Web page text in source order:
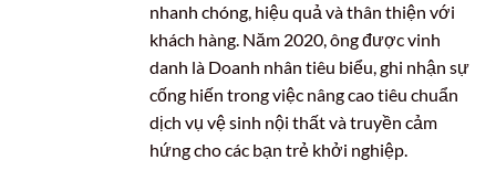
nhanh chóng, hiệu quả và thân thiện với
khách hàng. Năm 2020, ông được vinh
danh là Doanh nhân tiêu biểu, ghi nhận sự
cống hiến trong việc nâng cao tiêu chuẩn
dịch vụ vệ sinh nội thất và truyền cảm
hứng cho các bạn trẻ khởi nghiệp.